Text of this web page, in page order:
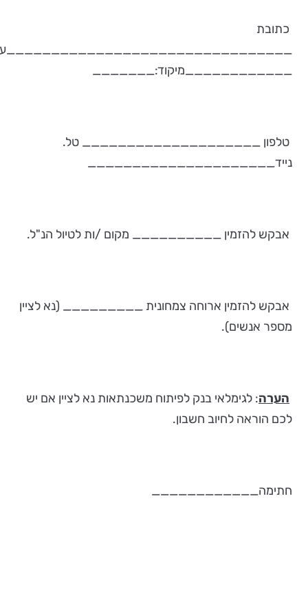
כתובת
________________________________עיר
____________מיקוד:_______
טלפון ____________________ טל.
נייד_____________________
אבקש להזמין __________ מקום /ות לטיול הנ"ל.
אבקש להזמין ארוחה צמחונית _________ (נא לציין
מספר אנשים).
הערה: לגימלאי בנק לפיתוח משכנתאות נא לציין אם יש
לכם הוראה לחיוב חשבון.
חתימה____________